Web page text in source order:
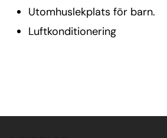
Utomhuslekplats för barn.
Luftkonditionering